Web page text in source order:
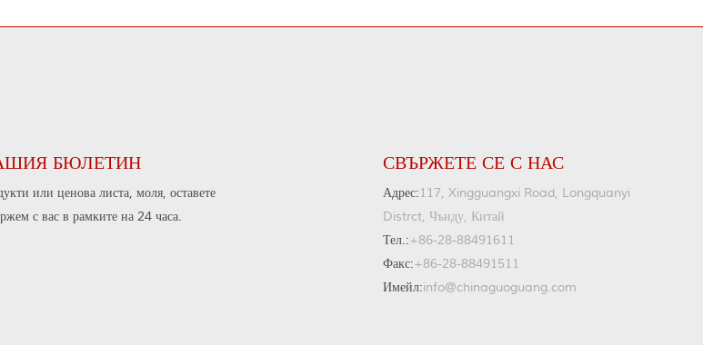
БЮЛЕТИН
или ценова листа, моля, оставете
с вас в рамките на 24 часа.
СВЪРЖЕТЕ СЕ С НАС
Адрес:117, Xingguangxi Road, Longquanyi
Distrct, Чънду, Китай
Тел.:+86-28-88491611
Факс:+86-28-88491511
Имейл:info@chinaguoguang.com